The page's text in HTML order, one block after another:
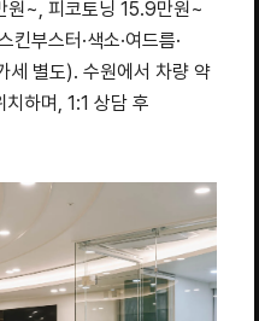
~, 피코토닝 15.9만원~
부스터·색소·여드름·
세 별도). 수원에서 차량 약
하며, 1:1 상담 후